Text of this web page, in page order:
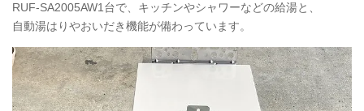
RUF-SA2005AW1台で、キッチンやシャワーなどの給湯と、
自動湯はりやおいだき機能が備わっています。